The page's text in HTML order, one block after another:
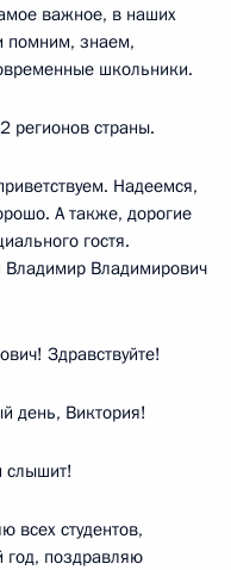
важное, в наших
помним, знаем,
школьники.
регионов страны.
Надеемся,
А также, дорогие
гостя.
Владимирович
Здравствуйте!
день, Виктория!
слышит!
всех студентов,
год, поздравляю